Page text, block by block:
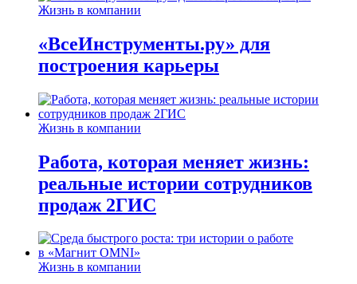
Жизнь в компании
«ВсеИнструменты.ру» для
построения карьеры
Жизнь в компании
Работа, которая меняет жизнь:
реальные истории сотрудников
продаж 2ГИС
Жизнь в компании